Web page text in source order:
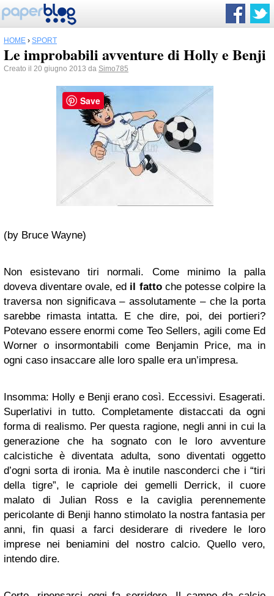
HOME › SPORT
Le improbabili avventure di Holly e Benji
Creato il 20 giugno 2013 da Simo785
(by Bruce Wayne)
Non esistevano tiri normali. Come minimo la palla
doveva diventare ovale, ed il fattoche potesse colpire la
traversa non significava – assolutamente – che la porta
sarebbe rimasta intatta. E che dire, poi, dei portieri?
Potevano essere enormi come Teo Sellers, agili come Ed
Worner o insormontabili come Benjamin Price, ma in
ogni caso insaccare alle loro spalle era un’impresa.
Insomma: Holly e Benji erano così. Eccessivi. Esagerati.
Superlativi in tutto. Completamente distaccati da ogni
forma di realismo. Per questa ragione, negli anni in cui la
generazione che ha sognato con le loro avventure
calcistiche è diventata adulta, sono diventati oggetto
d’ogni sorta di ironia. Ma è inutile nasconderci che i “tiri
della tigre”, le capriole dei gemelli Derrick, il cuore
malato di Julian Ross e la caviglia perennemente
pericolante di Benji hanno stimolato la nostra fantasia per
anni, fin quasi a farci desiderare di rivedere le loro
imprese nei beniamini del nostro calcio. Quello vero,
intendo dire.
Save